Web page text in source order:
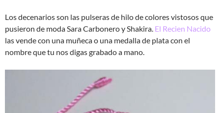
Los decenarios son las pulseras de hilo de colores vistosos que
pusieron de moda Sara Carbonero y Shakira. El Recien Nacido
las vende con una muñeca o una medalla de plata con el
nombre que tu nos digas grabado a mano.